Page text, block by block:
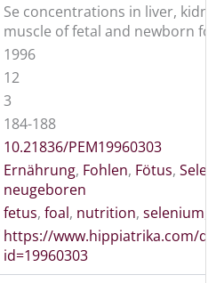
Se concentrations in liver,
muscle of fetal and newborn
1996
12
3
184-188
10.21836/PEM19960303
Ernährung, Fohlen, Fötus, Selen
neugeboren
fetus, foal, nutrition, selenium
https://www.hippiatrika.com/
id=19960303